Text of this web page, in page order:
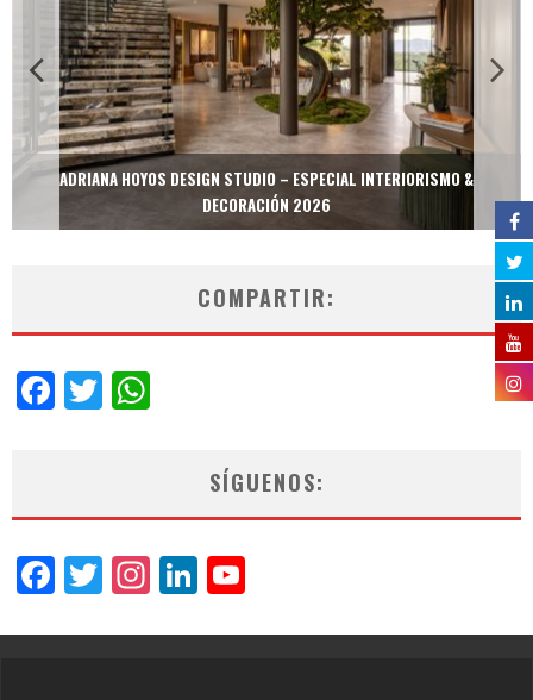
ADRIANA HOYOS DESIGN STUDIO – ESPECIAL INTERIORISMO &
DECORACIÓN 2026
COMPARTIR:
Facebook
Twitter
SÍGUENOS:
Facebook
Twitter
Instagram
LinkedIn